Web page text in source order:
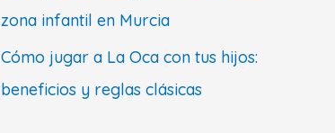
zona infantil en Murcia
Cómo jugar a La Oca con tus hijos:
beneficios y reglas clásicas